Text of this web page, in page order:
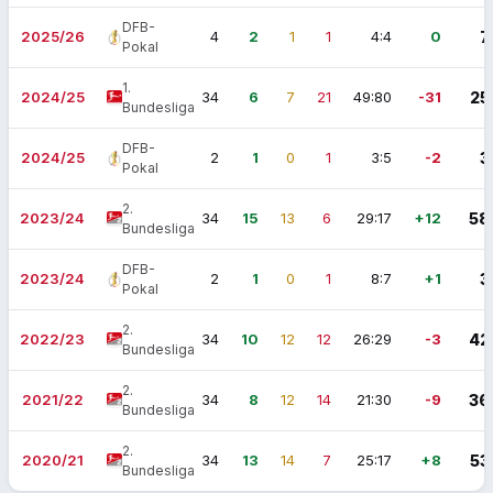
2025/26
DFB-
Pokal
4 2 1 1 4:4 0 7
2024/25
1.
Bundesliga
34 6 7 21 49:80 -31 25
2024/25
DFB-
Pokal
2 1 0 1 3:5 -2 3
2023/24
2.
Bundesliga
34 15 13 6 29:17 +12 58
2023/24
DFB-
Pokal
2 1 0 1 8:7 +1 3
2022/23
2.
Bundesliga
34 10 12 12 26:29 -3 42
2021/22
2.
Bundesliga
34 8 12 14 21:30 -9 36
2020/21
2.
Bundesliga
34 13 14 7 25:17 +8 53